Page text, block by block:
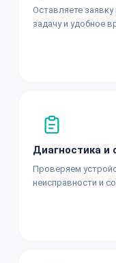
Оставляете заявку
задачу и удобное
Диагностика и
Проверяем
неисправности и